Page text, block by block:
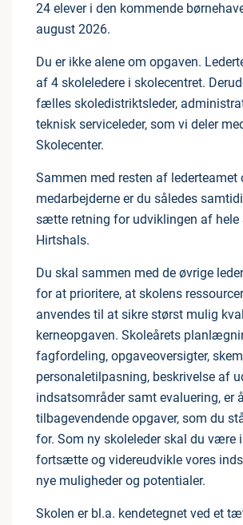
24 elever i den kommende
august 2026.
Du er ikke alene om opgaven.
af 4 skoleledere i skolecentret.
fælles skoledistriktsleder,
teknisk serviceleder, som vi deler
Skolecenter.
Sammen med resten af lederteamet
medarbejderne er du således
sætte retning for udviklingen af hele
Hirtshals.
Du skal sammen med de øvrige
for at prioritere, at skolens
anvendes til at sikre størst mulig
kerneopgaven. Skoleårets
fagfordeling, opgaveoversigter,
personaletilpasning, beskrivelse af
indsatsområder samt evaluering, er
tilbagevendende opgaver, som du
for. Som ny skoleleder skal du være
fortsætte og videreudvikle vores
nye muligheder og potentialer.
Skolen er bl.a. kendetegnet ved et